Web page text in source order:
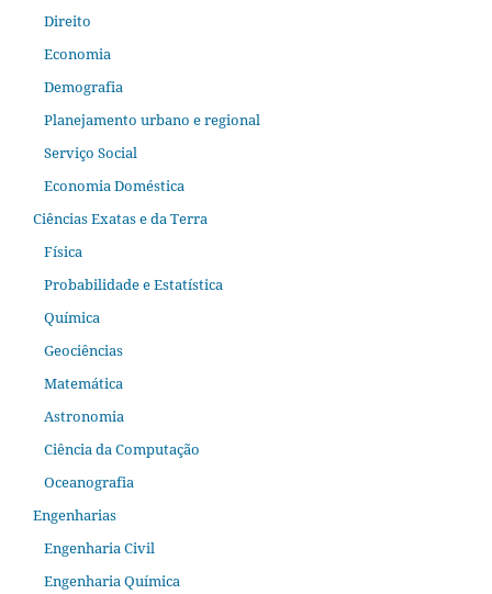
Direito
Economia
Demografia
Planejamento urbano e regional
Serviço Social
Economia Doméstica
Ciências Exatas e da Terra
Física
Probabilidade e Estatística
Química
Geociências
Matemática
Astronomia
Ciência da Computação
Oceanografia
Engenharias
Engenharia Civil
Engenharia Química